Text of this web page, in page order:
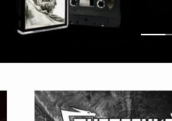
Slide
gehen